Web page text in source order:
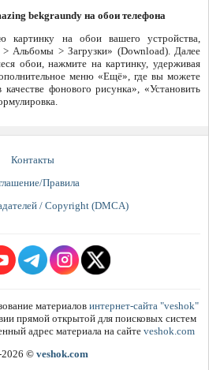
bekgraundy на обои телефона
картинку на обои вашего устройства,
> Альбомы > Загрузки» (Download). Далее
обои, нажмите на картинку, удерживая
меню «Ещё», где вы можете
фонового рисунка», «Установить
Контакты
Правила
/ Copyright (DMCA)
материалов интернет-сайта "veshok"
прямой открытой для поисковых систем
адрес материала на сайте veshok.com
© veshok.com